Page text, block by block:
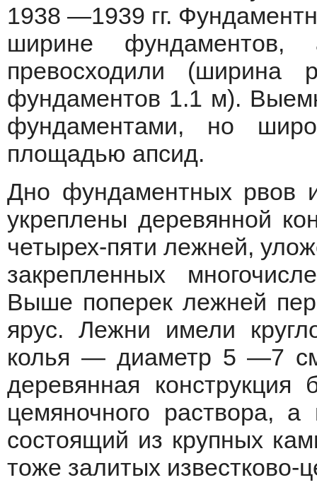
1938 —1939 гг.
ширине
превосходили
фундаментов 1.1 м).
фундаментами, но
площадью апсид.
Дно фундаментных рвов
укреплены деревянной
четырех-пяти лежней,
закрепленных
Выше поперек лежней
ярус. Лежни имели
колья — диаметр 5 —7
деревянная конструкция
цемяночного раствора,
состоящий из крупных
тоже залитых